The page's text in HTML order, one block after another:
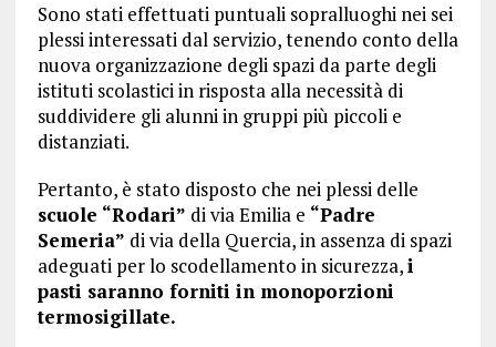
Sono stati effettuati puntuali sopralluoghi nei sei
plessi interessati dal servizio, tenendo conto della
nuova organizzazione degli spazi da parte degli
istituti scolastici in risposta alla necessità di
suddividere gli alunni in gruppi più piccoli e
distanziati.
Pertanto, è stato disposto che nei plessi delle
scuole “Rodari” di via Emilia e “Padre
Semeria” di via della Quercia, in assenza di spazi
adeguati per lo scodellamento in sicurezza,i
pasti saranno forniti in monoporzioni
termosigillate.